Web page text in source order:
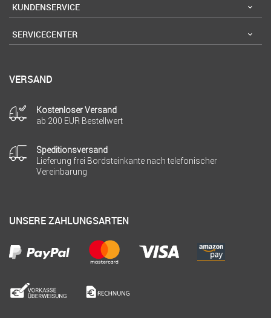
KUNDENSERVICE
SERVICECENTER
VERSAND
Kostenloser Versand
ab 200 EUR Bestellwert
Speditionsversand
Lieferung frei Bordsteinkante nach telefonischer
Vereinbarung
UNSERE ZAHLUNGSARTEN